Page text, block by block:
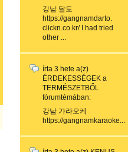
강남 달토
https://gangnamdarto.
clickn.co.kr/ I had tried
other ...
írta 3 hete a(z)
ÉRDEKESSÉGEK a
TERMÉSZETBŐL
fórumtémában:
강남 가라오케
https://gangnamkaraoke...